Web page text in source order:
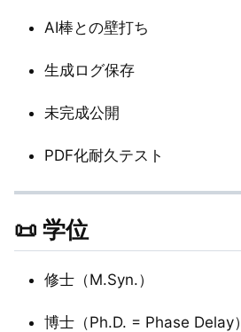
AI棒との壁打ち
生成ログ保存
未完成公開
PDF化耐久テスト
📜 学位
修士（M.Syn.）
博士（Ph.D. = Phase Delay）